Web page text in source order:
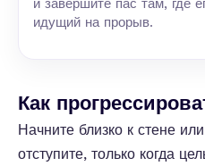
и завершите пас там, где
идущий на прорыв.
Как
Начните близко к стене
отступите, только когда